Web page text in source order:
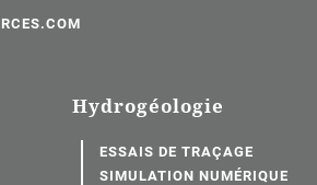
Hydrogéologie
ESSAIS DE TRAÇAGE
SIMULATION NUMÉRIQUE